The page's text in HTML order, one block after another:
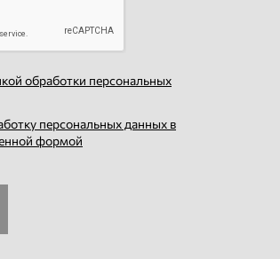
обработки персональных
персональных данных в
формой